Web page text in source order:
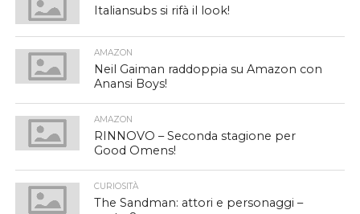
Italiansubs si rifà il look!
AMAZON
Neil Gaiman raddoppia su Amazon con
Anansi Boys!
AMAZON
RINNOVO – Seconda stagione per
Good Omens!
CURIOSITÀ
The Sandman: attori e personaggi –